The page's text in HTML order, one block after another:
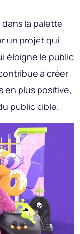
la palette
un projet qui
éloigne le public
à créer
en plus positive,
public cible.